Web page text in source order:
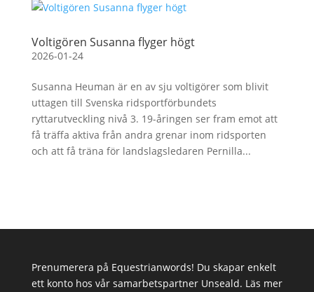
Voltigören Susanna flyger högt
2026-01-24
Susanna Heuman är en av sju voltigörer som blivit
uttagen till Svenska ridsportförbundets
ryttarutveckling nivå 3. 19-åringen ser fram emot att
få träffa aktiva från andra grenar inom ridsporten
och att få träna för landslagsledaren Pernilla...
Prenumerera på Equestrianwords! Du skapar enkelt
ett konto hos vår samarbetspartner Unseald. Läs mer